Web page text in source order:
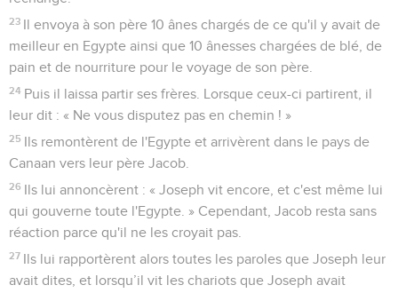
23 Il envoya à son père 10 ânes chargés de ce qu'il y avait de
meilleur en Egypte ainsi que 10 ânesses chargées de blé, de
pain et de nourriture pour le voyage de son père.
24 Puis il laissa partir ses frères. Lorsque ceux-ci partirent, il
leur dit : « Ne vous disputez pas en chemin ! »
25 Ils remontèrent de l'Egypte et arrivèrent dans le pays de
Canaan vers leur père Jacob.
26 Ils lui annoncèrent : « Joseph vit encore, et c'est même lui
qui gouverne toute l'Egypte. » Cependant, Jacob resta sans
réaction parce qu'il ne les croyait pas.
27 Ils lui rapportèrent alors toutes les paroles que Joseph leur
avait dites, et lorsqu’il vit les chariots que Joseph avait